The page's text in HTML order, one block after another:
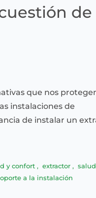
de
que nos
instalaciones de
de instalar un
y confort , extractor ,
a la instalación